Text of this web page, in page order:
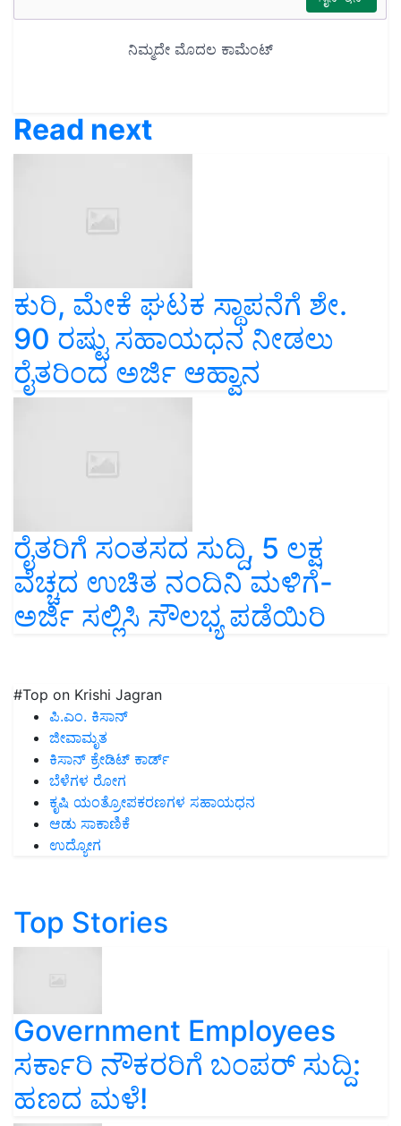
Read next
ಕುರಿ, ಮೇಕೆ ಘಟಕ ಸ್ಥಾಪನೆಗೆ ಶೇ.
90 ರಷ್ಟು ಸಹಾಯಧನ ನೀಡಲು
ರೈತರಿಂದ ಅರ್ಜಿ ಆಹ್ವಾನ
ರೈತರಿಗೆ ಸಂತಸದ ಸುದ್ದಿ, 5 ಲಕ್ಷ
ವೆಚ್ಚದ ಉಚಿತ ನಂದಿನಿ ಮಳಿಗೆ-
ಅರ್ಜಿ ಸಲ್ಲಿಸಿ ಸೌಲಭ್ಯ ಪಡೆಯಿರಿ
#Top on Krishi Jagran
ಪಿ.ಎಂ. ಕಿಸಾನ್
ಜೀವಾಮೃತ
ಕಿಸಾನ್ ಕ್ರೇಡಿಟ್ ಕಾರ್ಡ್
ಬೆಳೆಗಳ ರೋಗ
ಕೃಷಿ ಯಂತ್ರೋಪಕರಣಗಳ ಸಹಾಯಧನ
ಆಡು ಸಾಕಾಣಿಕೆ
ಉದ್ಯೋಗ
Top Stories
Government Employees
ಸರ್ಕಾರಿ ನೌಕರರಿಗೆ ಬಂಪರ್‌ ಸುದ್ದಿ:
ಹಣದ ಮಳೆ!